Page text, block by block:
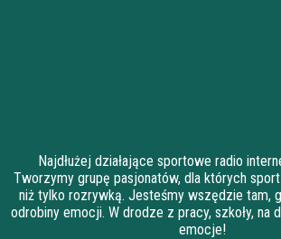
Najdłużej działające sportowe radio
Tworzymy grupę pasjonatów, dla których
niż tylko rozrywką. Jesteśmy wszędzie tam,
odrobiny emocji. W drodze z pracy, szkoły, na
emocje!